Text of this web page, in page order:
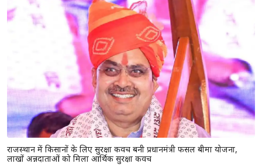
राजस्थान में किसानों के लिए सुरक्षा कवच बनी प्रधानमंत्री फसल बीमा योजना,
लाखों अन्नदाताओं को मिला आर्थिक सुरक्षा कवच